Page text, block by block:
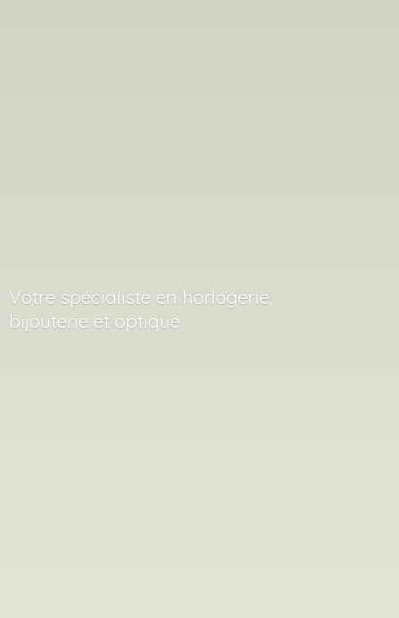
Votre spécialiste en horlogerie,
bijouterie et optique